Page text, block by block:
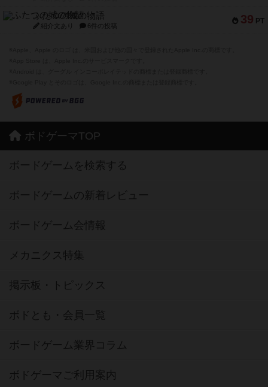
39 PT
ふたつの城の物語
紹介文あり 6件の投稿
ボドゲーマTOP
ボードゲームを検索する
ボードゲームの新着レビュー
ボードゲーム会情報
メカニクス特集
掲示板・トピックス
ボドとも・会員一覧
ボードゲーム業界コラム
ボドゲーマご利用案内